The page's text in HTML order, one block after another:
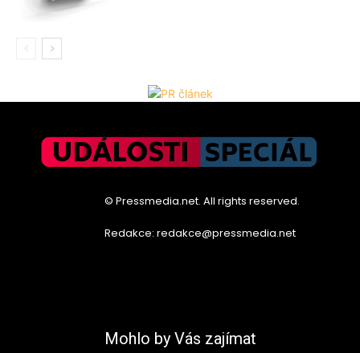
© Pressmedia.net. All rights reserved.
Redakce: redakce@pressmedia.net
Mohlo by Vás zajímat